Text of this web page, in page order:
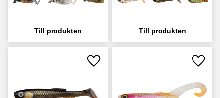
Lägg till i favoriter Lägg